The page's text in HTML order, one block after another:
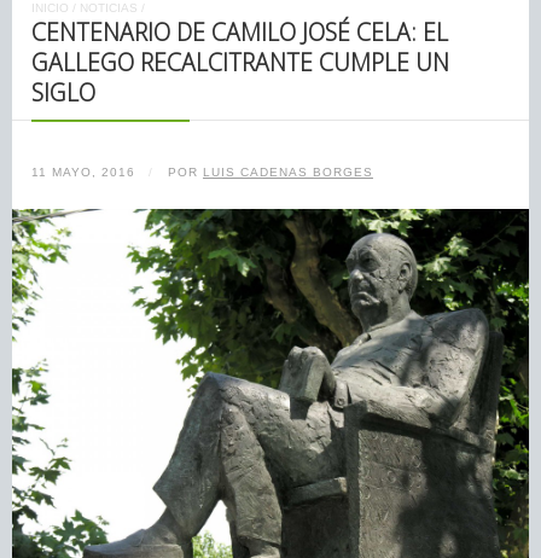
INICIO / NOTICIAS /
CENTENARIO DE CAMILO JOSÉ CELA: EL
GALLEGO RECALCITRANTE CUMPLE UN
SIGLO
11 MAYO, 2016 / POR LUIS CADENAS BORGES